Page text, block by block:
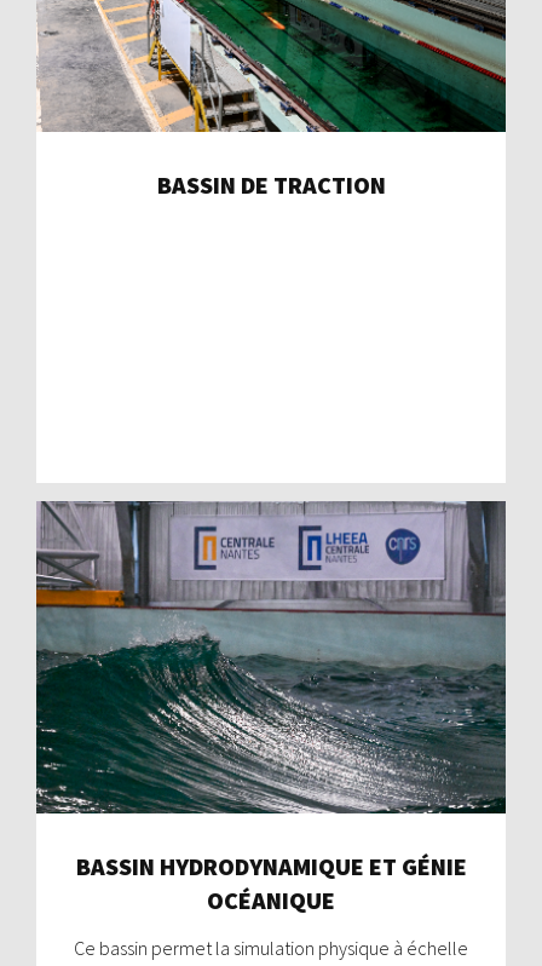
BASSIN DE TRACTION
BASSIN HYDRODYNAMIQUE ET GÉNIE
OCÉANIQUE
Ce bassin permet la simulation physique à échelle